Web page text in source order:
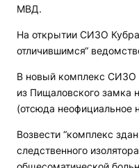
МВД.
На открытии СИЗО
отличившимся“
В новый комплекс СИЗО
из Пищаловского замка
(отсюда неофициальное
Возвести “комплекс
следственного